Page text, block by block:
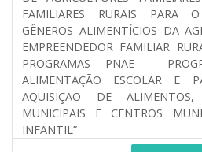
FAMILIARES RURAIS PARA
GÊNEROS ALIMENTÍCIOS DA
EMPREENDEDOR FAMILIAR
PROGRAMAS PNAE -
ALIMENTAÇÃO ESCOLAR E
AQUISIÇÃO DE
MUNICIPAIS E CENTROS
INFANTIL”